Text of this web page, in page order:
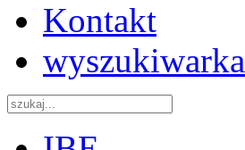
Kontakt
wyszukiwarka